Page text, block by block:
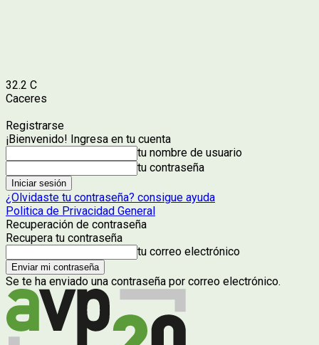
32.2 C
Caceres
Registrarse
¡Bienvenido! Ingresa en tu cuenta
tu nombre de usuario
tu contraseña
¿Olvidaste tu contraseña? consigue ayuda
Politica de Privacidad General
Recuperación de contraseña
Recupera tu contraseña
tu correo electrónico
Se te ha enviado una contraseña por correo electrónico.